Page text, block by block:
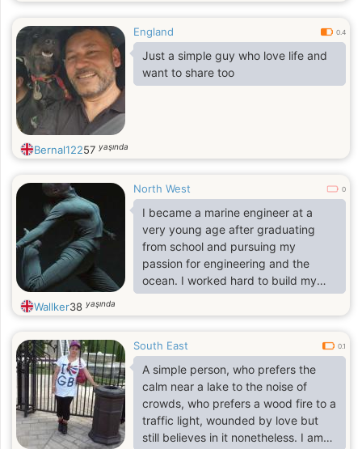
England 0.4
Just a simple guy who love life and
want to share too
Bernal12257 yaşında
North West 0
I became a marine engineer at a
very young age after graduating
from school and pursuing my
passion for engineering and the
ocean. I worked hard to build my
career and was fortunate to receive
opportunities that allowed me to
My job eventually brought me from
the United States to the United
Kingdom, where I have been
working for the past four years,
Although I’m originally from Los
Angeles, California, my career has
Wallker38 yaşında
South East 0.1
A simple person, who prefers the
calm near a lake to the noise of
crowds, who prefers a wood fire to a
traffic light, wounded by love but
still believes in it nonetheless. I am